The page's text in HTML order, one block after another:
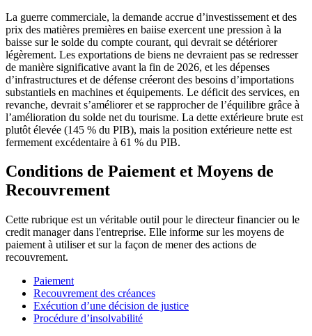
La guerre commerciale, la demande accrue d’investissement et des
prix des matières premières en baiise exercent une pression à la
baisse sur le solde du compte courant, qui devrait se détériorer
légèrement. Les exportations de biens ne devraient pas se redresser
de manière significative avant la fin de 2026, et les dépenses
d’infrastructures et de défense créeront des besoins d’importations
substantiels en machines et équipements. Le déficit des services, en
revanche, devrait s’améliorer et se rapprocher de l’équilibre grâce à
l’amélioration du solde net du tourisme. La dette extérieure brute est
plutôt élevée (145 % du PIB), mais la position extérieure nette est
fermement excédentaire à 61 % du PIB.
Conditions de Paiement et Moyens de
Recouvrement
Cette rubrique est un véritable outil pour le directeur financier ou le
credit manager dans l'entreprise. Elle informe sur les moyens de
paiement à utiliser et sur la façon de mener des actions de
recouvrement.
Paiement
Recouvrement des créances
Exécution d’une décision de justice
Procédure d’insolvabilité